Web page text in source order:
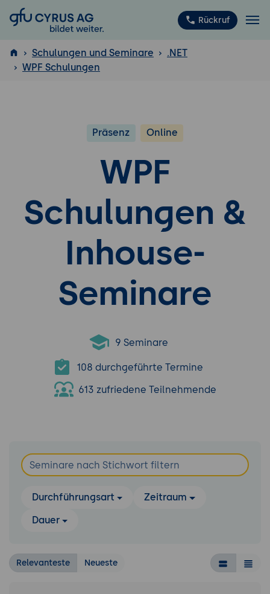
GFU Cyrus AG Rückruf
ISTQB
Schulungen und Seminare
.NET
WPF Schulungen
Präsenz Online
WPF
Schulungen &
Inhouse-
Seminare
9 Seminare
108 durchgeführte Termine
613 zufriedene Teilnehmende
Durchführungsart
Zeitraum
Dauer
Relevanteste Neueste